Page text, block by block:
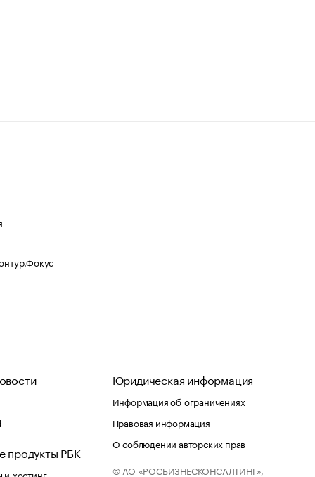
продукты РБК
хостинг
Юридическая информация
Информация об ограничениях
Правовая информация
О соблюдении авторских прав
© АО «РОСБИЗНЕСКОНСАЛТИНГ»,